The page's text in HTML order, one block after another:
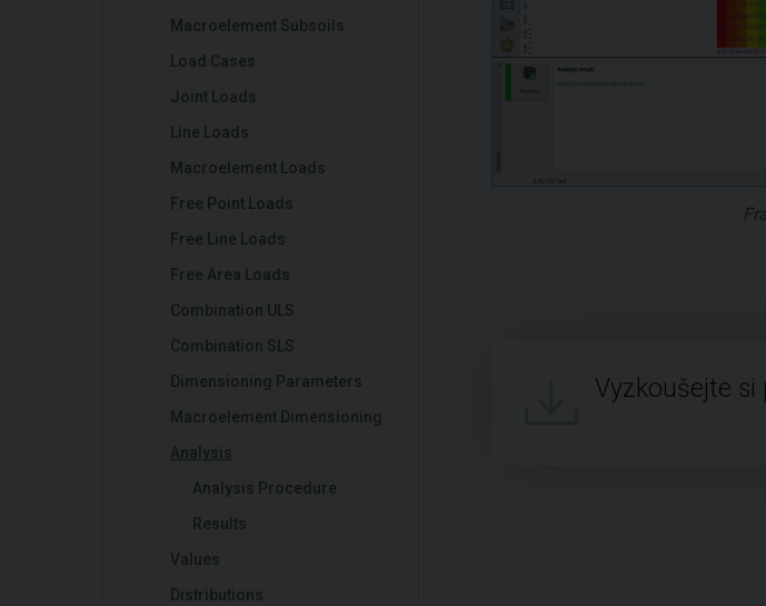
Macroelement Subsoils
Load Cases
Joint Loads
Line Loads
Macroelement Loads
Free Point Loads
Free Line Loads
Free Area Loads
Combination ULS
Combination SLS
Dimensioning Parameters
Macroelement Dimensioning
Analysis
Analysis Procedure
Results
Values
Distributions
Vyzkoušejte si